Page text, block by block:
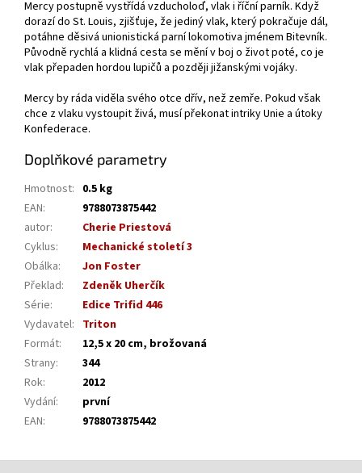
Mercy postupně vystřídá vzducholoď, vlak i říční parník. Když
dorazí do St. Louis, zjišťuje, že jediný vlak, který pokračuje dál,
potáhne děsivá unionistická parní lokomotiva jménem Bitevník.
Původně rychlá a klidná cesta se mění v boj o život poté, co je
vlak přepaden hordou lupičů a později jižanskými vojáky.
Mercy by ráda viděla svého otce dřív, než zemře. Pokud však
chce z vlaku vystoupit živá, musí překonat intriky Unie a útoky
Konfederace.
Doplňkové parametry
Hmotnost: 0.5 kg
EAN:
9788073875442
autor:
Cherie Priestová
Cyklus:
Mechanické století 3
Obálka:
Jon Foster
Překlad:
Zdeněk Uherčík
Série:
Edice Trifid 446
Vydavatel: Triton
Formát:
12,5 x 20 cm, brožovaná
Strany:
344
Rok:
2012
Vydání:
první
EAN: 9788073875442